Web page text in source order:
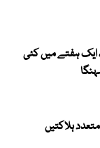
ایک ہفتے میں کئی